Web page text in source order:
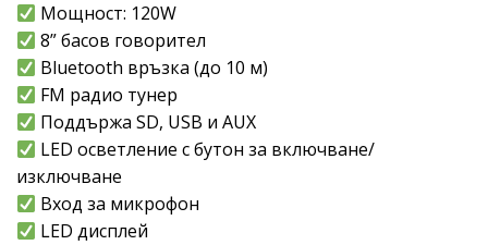
Мощност: 120W
8” басов говорител
Bluetooth връзка (до 10 м)
FM радио тунер
Поддържа SD, USB и AUX
LED осветление с бутон за включване/
изключване
Вход за микрофон
LED дисплей